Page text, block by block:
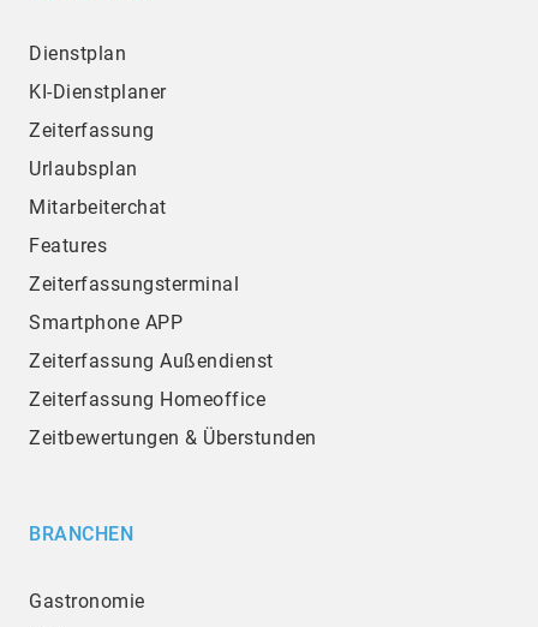
Dienstplan
KI-Dienstplaner
Zeiterfassung
Urlaubsplan
Mitarbeiterchat
Features
Zeiterfassungsterminal
Smartphone APP
Zeiterfassung Außendienst
Zeiterfassung Homeoffice
Zeitbewertungen & Überstunden
BRANCHEN
Gastronomie